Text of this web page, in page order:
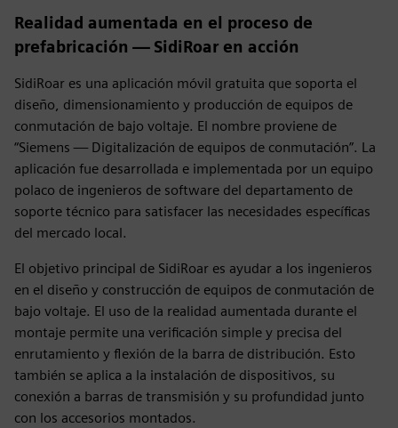
Realidad aumentada en el proceso de
prefabricación — SidiRoar en acción
SidiRoar es una aplicación móvil gratuita que soporta el
diseño, dimensionamiento y producción de equipos de
conmutación de bajo voltaje. El nombre proviene de
“Siemens — Digitalización de equipos de conmutación”. La
aplicación fue desarrollada e implementada por un equipo
polaco de ingenieros de software del departamento de
soporte técnico para satisfacer las necesidades específicas
del mercado local.
El objetivo principal de SidiRoar es ayudar a los ingenieros
en el diseño y construcción de equipos de conmutación de
bajo voltaje. El uso de la realidad aumentada durante el
montaje permite una verificación simple y precisa del
enrutamiento y flexión de la barra de distribución. Esto
también se aplica a la instalación de dispositivos, su
conexión a barras de transmisión y su profundidad junto
con los accesorios montados.